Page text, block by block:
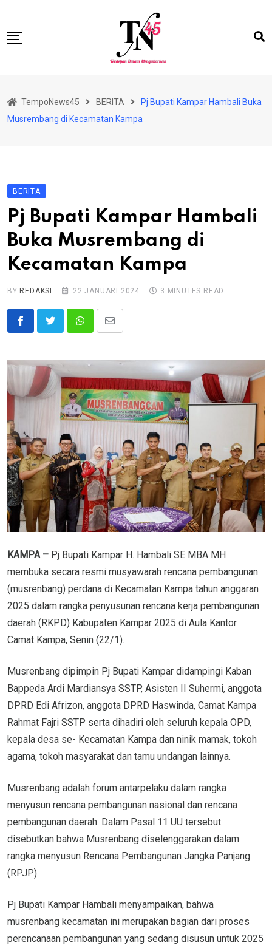
content
BISNIS
RIAU
PERISTIWA
OLAHRAGA
PENDIDIKAN
TempoNews45 BERITA
Pj Bupati Kampar Hambali Buka
Musrembang di Kecamatan Kampa
BERITA
Pj Bupati Kampar Hambali
Buka Musrembang di
Kecamatan Kampa
BY REDAKSI 22 JANUARI 2024 3 MINUTES READ
WhatsappShare
Email
KAMPA – Pj Bupati Kampar H. Hambali SE MBA MH
membuka secara resmi musyawarah rencana pembangunan
(musrenbang) perdana di Kecamatan Kampa tahun anggaran
2025 dalam rangka penyusunan rencana kerja pembangunan
daerah (RKPD) Kabupaten Kampar 2025 di Aula Kantor
Camat Kampa, Senin (22/1).
Musrenbang dipimpin Pj Bupati Kampar didampingi Kaban
Bappeda Ardi Mardiansya SSTP, Asisten II Suhermi, anggota
DPRD Edi Afrizon, anggota DPRD Haswinda, Camat Kampa
Rahmat Fajri SSTP serta dihadiri oleh seluruh kepala OPD,
kepala desa se- Kecamatan Kampa dan ninik mamak, tokoh
agama, tokoh masyarakat dan tamu undangan lainnya.
Musrenbang adalah forum antarpelaku dalam rangka
menyusun rencana pembangunan nasional dan rencana
pembangunan daerah. Dalam Pasal 11 UU tersebut
disebutkan bahwa Musrenbang diselenggarakan dalam
rangka menyusun Rencana Pembangunan Jangka Panjang
(RPJP).
Pj Bupati Kampar Hambali menyampaikan, bahwa
musrenbang kecamatan ini merupakan bagian dari proses
perencanaan pembangunan yang sedang disusun untuk 2025